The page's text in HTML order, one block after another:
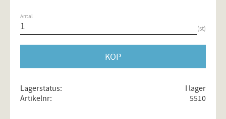
Antal
st
KÖP
Lagerstatus
I lager
Artikelnr
5510